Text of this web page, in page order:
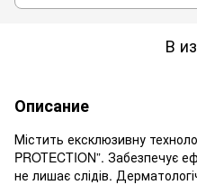
В
Описание
Містить ексклюзивну
PROTECTION”. Забезпечує
не лишає слідів.